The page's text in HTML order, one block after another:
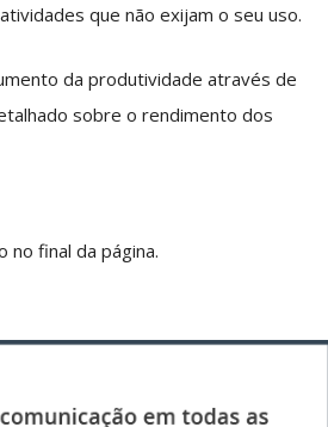
que não exijam o seu uso.
da produtividade através de
sobre o rendimento dos
no final da página.